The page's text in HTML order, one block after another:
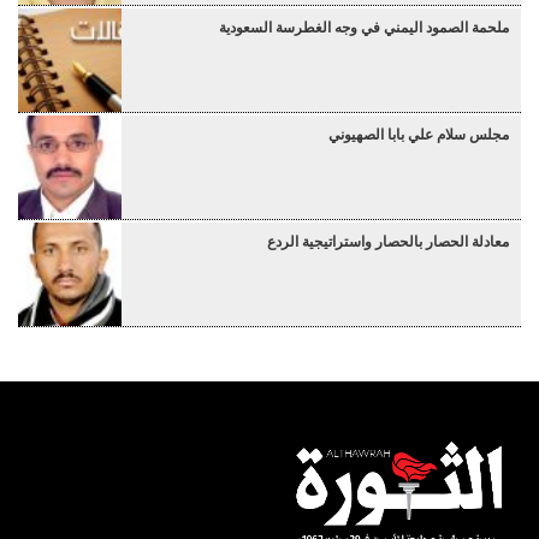
ملحمة الصمود اليمني في وجه الغطرسة السعودية
مجلس سلام علي بابا الصهيوني
معادلة الحصار بالحصار واستراتيجية الردع